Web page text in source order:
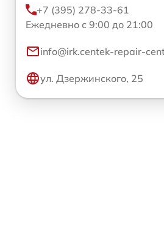
+7 (395) 278-33-61
Ежедневно с 9:00 до 21:00
info@irk.centek-repair-
ул. Дзержинского, 25